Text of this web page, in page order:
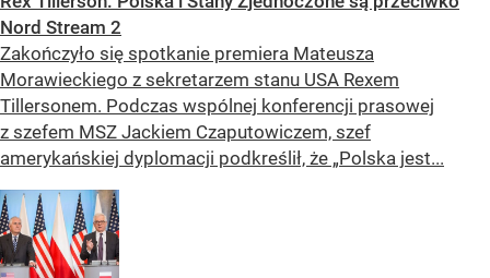
Nord Stream 2
Zakończyło się spotkanie premiera Mateusza
Morawieckiego z sekretarzem stanu USA Rexem
Tillersonem. Podczas wspólnej konferencji prasowej
z szefem MSZ Jackiem Czaputowiczem, szef
amerykańskiej dyplomacji podkreślił, że „Polska jest...